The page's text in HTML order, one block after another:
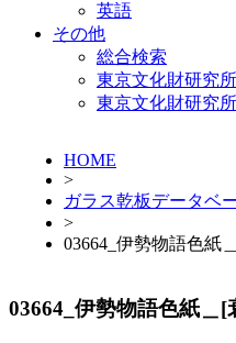
英語
その他
総合検索
東京文化財研究
東京文化財研究
HOME
>
ガラス乾板データベ
>
03664_伊勢物語色紙
03664_伊勢物語色紙＿[